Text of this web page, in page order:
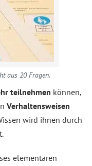
aus 20 Fragen.
teilnehmen können,
Verhaltensweisen
wird ihnen durch
elementaren